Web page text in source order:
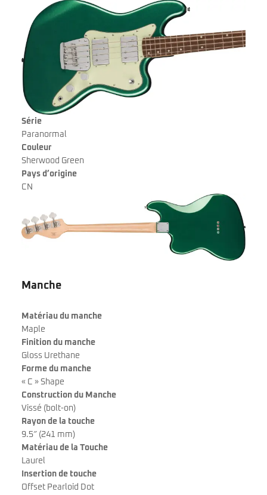
Série
Paranormal
Couleur
Sherwood Green
Pays d’origine
CN
Manche
Matériau du manche
Maple
Finition du manche
Gloss Urethane
Forme du manche
« C » Shape
Construction du Manche
Vissé (bolt-on)
Rayon de la touche
9.5″ (241 mm)
Matériau de la Touche
Laurel
Insertion de touche
Offset Pearloid Dot